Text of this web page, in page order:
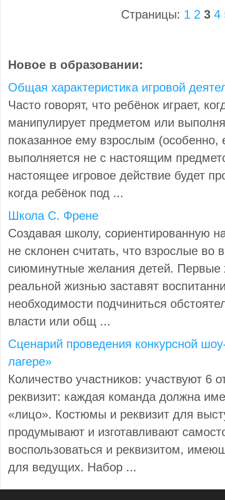
Страницы: 1 2 3 4
Новое в образовании:
Общая характеристика игровой
Часто говорят, что ребёнок играет,
манипулирует предметом или
показанное ему взрослым (особенно,
выполняется не с настоящим
настоящее игровое действие будет
когда ребёнок под ...
Школа С. Френе
Создавая школу, сориентированную
не склонен считать, что взрослые во
сиюминутные желания детей. Первые
реальной жизнью заставят
необходимости подчиниться
власти или общ ...
Сценарий проведения конкурсной
лагере»
Количество участников: участвуют 6
реквизит: каждая команда должна
«лицо». Костюмы и реквизит для
продумывают и изготавливают
воспользоваться и реквизитом,
для ведущих. Набор ...